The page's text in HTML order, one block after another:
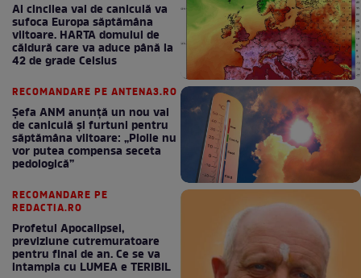
Al cincilea val de caniculă va
sufoca Europa săptămâna
viitoare. HARTA domului de
căldură care va aduce până la
42 de grade Celsius
RECOMANDARE PE ANTENA3.RO
Șefa ANM anunță un nou val
de caniculă și furtuni pentru
săptămâna viitoare: „Ploile nu
vor putea compensa seceta
pedologică”
RECOMANDARE PE
REDACTIA.RO
Profetul Apocalipsei,
previziune cutremuratoare
pentru final de an. Ce se va
intampla cu LUMEA e TERIBIL